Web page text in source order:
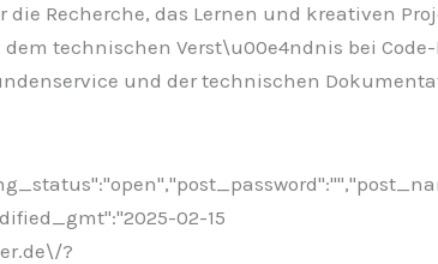
Recherche, das Lernen und kreativen
technischen Verst\u00e4ndnis bei
und der technischen
02-15
?